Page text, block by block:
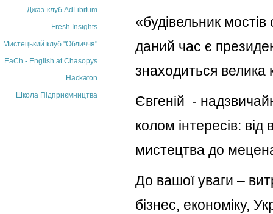
Джаз-клуб AdLibitum
Fresh Insights
Мистецький клуб "Обличчя"
EaCh - English at Chasopys
Hackaton
Школа Підприємництва
«будівельник
даний час є
знаходиться велика
Євгеній -
колом інтересів:
мистецтва до
До вашої уваги –
бізнес, економіку,